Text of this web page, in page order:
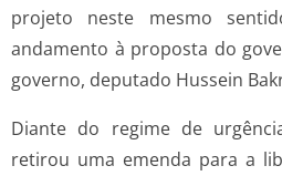
projeto neste mesmo
andamento à proposta do
governo, deputado Hussein
Diante do regime de
retirou uma emenda para a